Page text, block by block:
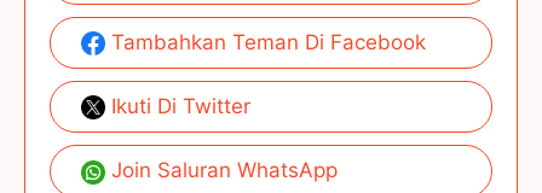
Tambahkan Teman Di Facebook
Ikuti Di Twitter
Join Saluran WhatsApp